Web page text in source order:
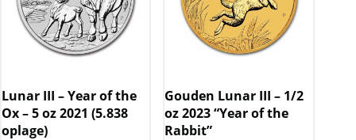
Lunar III – Year of the
Ox – 5 oz 2021 (5.838
oplage)
Gouden Lunar III – 1/2
oz 2023 “Year of the
Rabbit”